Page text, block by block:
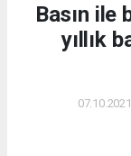
Basın ile
yıllık